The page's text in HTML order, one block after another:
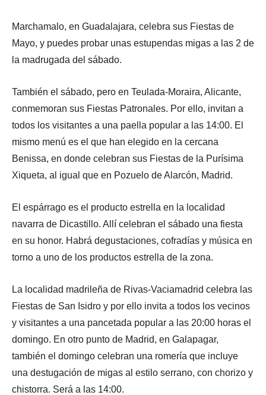
Marchamalo, en Guadalajara, celebra sus Fiestas de
Mayo, y puedes probar unas estupendas migas a las 2 de
la madrugada del sábado.
También el sábado, pero en Teulada-Moraira, Alicante,
conmemoran sus Fiestas Patronales. Por ello, invitan a
todos los visitantes a una paella popular a las 14:00. El
mismo menú es el que han elegido en la cercana
Benissa, en donde celebran sus Fiestas de la Purísima
Xiqueta, al igual que en Pozuelo de Alarcón, Madrid.
El espárrago es el producto estrella en la localidad
navarra de Dicastillo. Allí celebran el sábado una fiesta
en su honor. Habrá degustaciones, cofradías y música en
torno a uno de los productos estrella de la zona.
La localidad madrileña de Rivas-Vaciamadrid celebra las
Fiestas de San Isidro y por ello invita a todos los vecinos
y visitantes a una pancetada popular a las 20:00 horas el
domingo. En otro punto de Madrid, en Galapagar,
también el domingo celebran una romería que incluye
una destugación de migas al estilo serrano, con chorizo y
chistorra. Será a las 14:00.